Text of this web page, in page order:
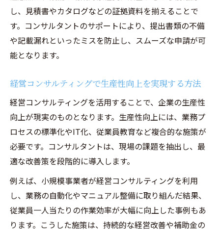
し、見積書やカタログなどの証拠資料を揃えることで
す。コンサルタントのサポートにより、提出書類の不備
や記載漏れといったミスを防止し、スムーズな申請が可
能となります。
経営コンサルティングで生産性向上を実現する方法
経営コンサルティングを活用することで、企業の生産性
向上が現実のものとなります。生産性向上には、業務プ
ロセスの標準化やIT化、従業員教育など複合的な施策が
必要です。コンサルタントは、現場の課題を抽出し、最
適な改善策を段階的に導入します。
例えば、小規模事業者が経営コンサルティングを利用
し、業務の自動化やマニュアル整備に取り組んだ結果、
従業員一人当たりの作業効率が大幅に向上した事例もあ
ります。こうした施策は、持続的な経営改善や補助金の